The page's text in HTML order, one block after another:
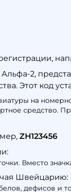
2,
Этот код
на
средство.
ZH123456
Вместо
Швейцарию:
дефисов и